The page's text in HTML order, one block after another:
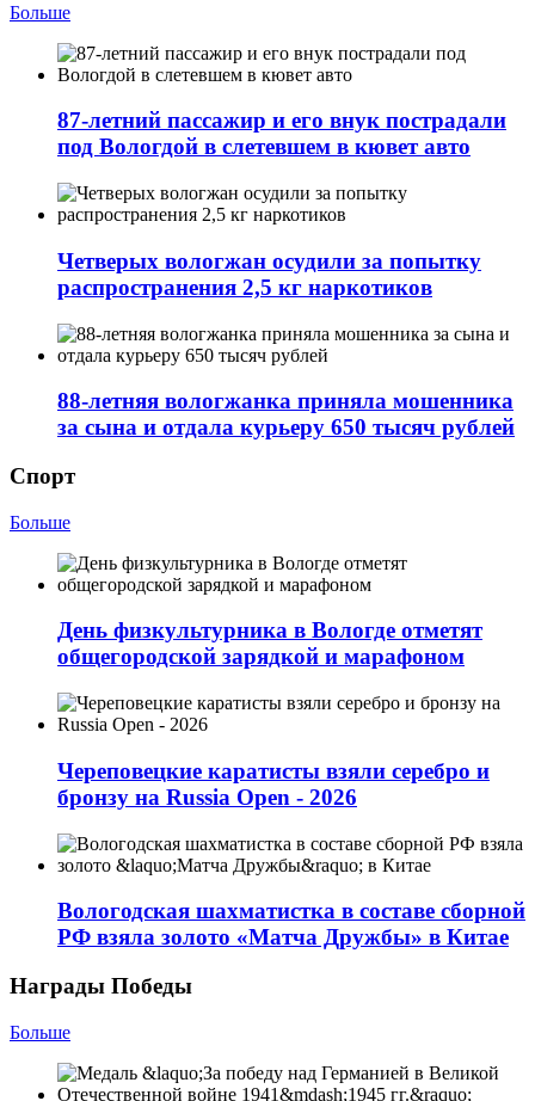
Больше
87-летний пассажир и его внук пострадали
под Вологдой в слетевшем в кювет авто
Четверых вологжан осудили за попытку
распространения 2,5 кг наркотиков
88-летняя вологжанка приняла мошенника
за сына и отдала курьеру 650 тысяч рублей
Спорт
Больше
День физкультурника в Вологде отметят
общегородской зарядкой и марафоном
Череповецкие каратисты взяли серебро и
бронзу на Russia Open - 2026
Вологодская шахматистка в составе сборной
РФ взяла золото «Матча Дружбы» в Китае
Награды Победы
Больше